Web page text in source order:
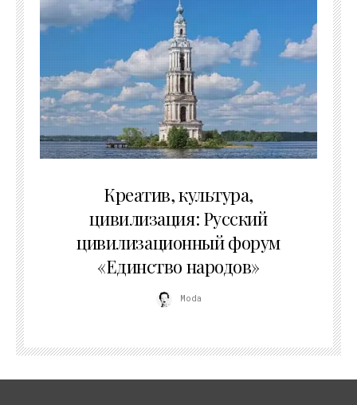
Креатив, культура,
цивилизация: Русский
цивилизационный форум
«Единство народов»
Moda